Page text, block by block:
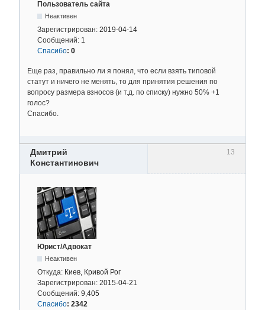
Пользователь сайта
Неактивен
Зарегистрирован: 2019-04-14
Сообщений: 1
Спасибо: 0
Еще раз, правильно ли я понял, что если взять типовой
статут и ничего не менять, то для принятия решения по
вопросу размера взносов (и т.д. по списку) нужно 50% +1
голос?
Спасибо.
13
Дмитрий
Константинович
Юрист/Адвокат
Неактивен
Откуда: Киев, Кривой Рог
Зарегистрирован: 2015-04-21
Сообщений: 9,405
Спасибо: 2342